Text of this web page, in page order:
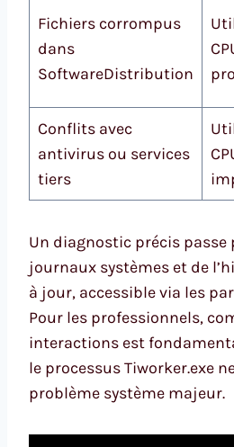
Fichiers corrompus
dans
SoftwareDistribution
Conflits avec
antivirus ou services
tiers
Un diagnostic précis passe
journaux systèmes et de
à jour, accessible via les
Pour les professionnels,
interactions est
le processus Tiworker.exe
problème système majeur.